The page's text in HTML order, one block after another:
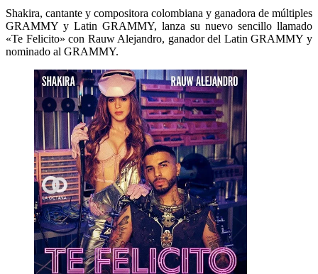
Shakira, cantante y compositora colombiana y ganadora de múltiples
GRAMMY y Latin GRAMMY, lanza su nuevo sencillo llamado
«Te Felicito» con Rauw Alejandro, ganador del Latin GRAMMY y
nominado al GRAMMY.